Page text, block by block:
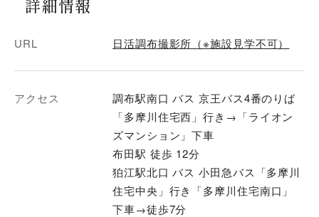
詳細情報
URL 日活調布撮影所（※施設見学不可）
アクセス
調布駅南口 バス 京王バス4番のりば
「多摩川住宅西」行き→「ライオン
ズマンション」下車
布田駅 徒歩 12分
狛江駅北口 バス 小田急バス「多摩川
住宅中央」行き「多摩川住宅南口」
下車→徒歩7分